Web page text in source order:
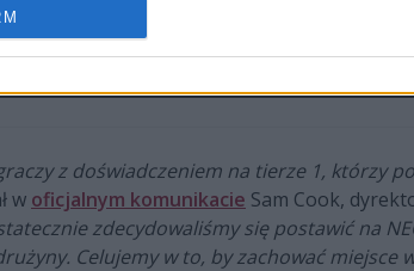
z doświadczeniem na tierze 1, którzy
w oficjalnym komunikacie Sam Cook,
zdecydowaliśmy się postawić na
Celujemy w to, by zachować miejsce